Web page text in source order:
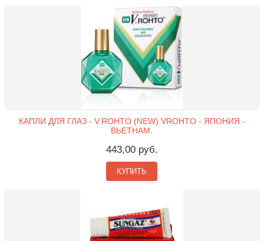
КАПЛИ ДЛЯ ГЛАЗ - V.ROHTO (NEW) VROHTO - ЯПОНИЯ -
ВЬЕТНАМ.
443,00 руб.
КУПИТЬ